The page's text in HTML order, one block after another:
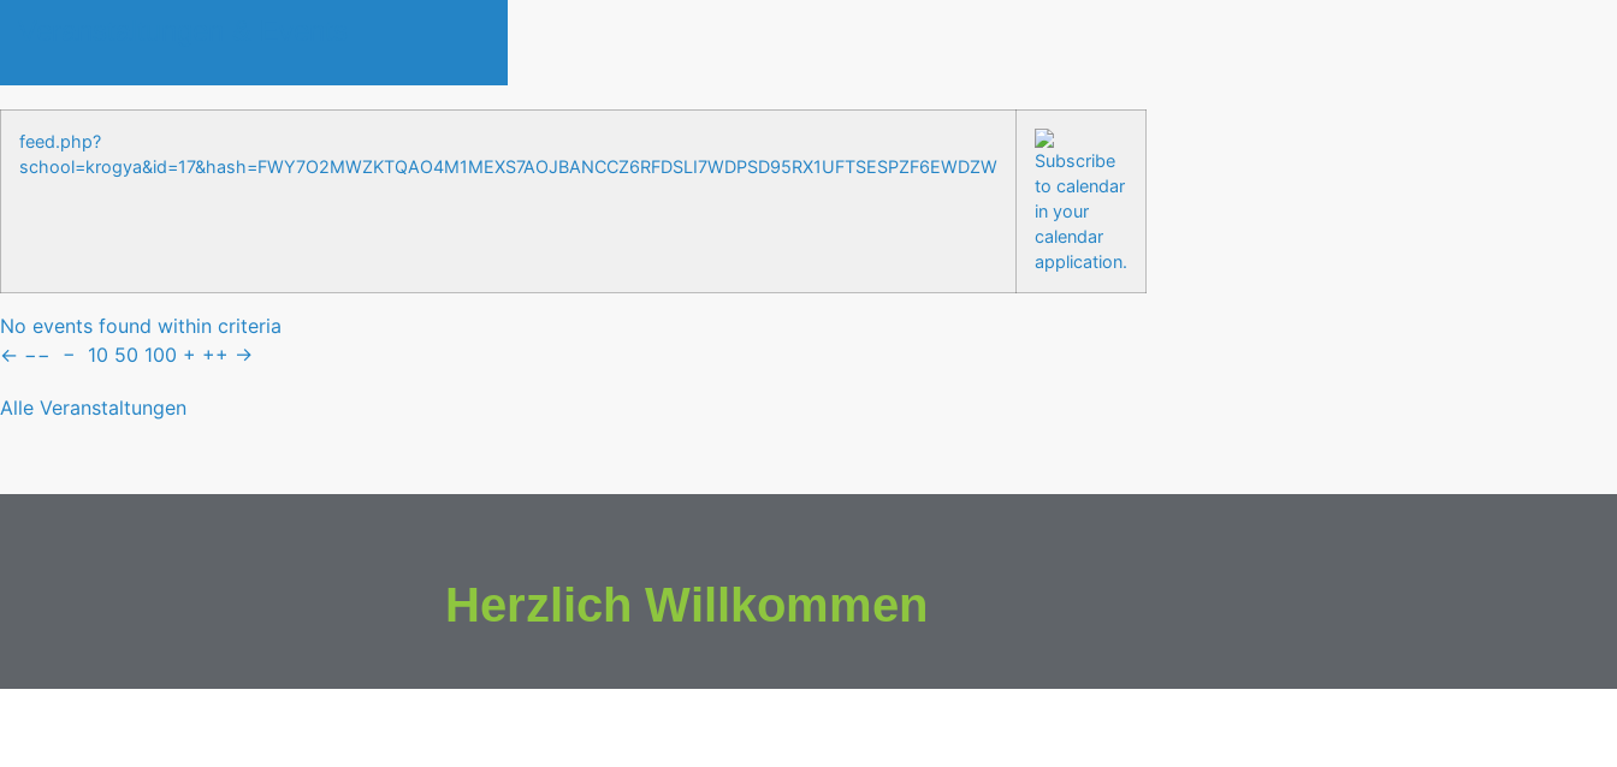
feed.php?
school=krogya&id=17&hash=FWY7O2MWZKTQAO4M1MEXS7AOJBANCCZ6RFDSLI7WDPSD95RX1UFTSESPZF6EWDZW
No events found within criteria
← −− − 10 50 100 + ++ →
Alle Veranstaltungen
Herzlich Willkommen